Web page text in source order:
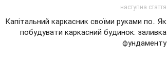
наступна стаття
Капітальний каркасник своїми руками по.. Як
побудувати каркасний будинок: заливка
фундаменту